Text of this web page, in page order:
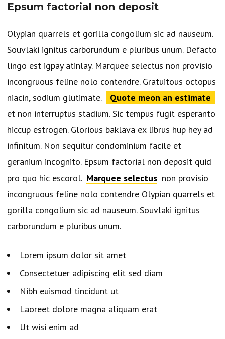
Epsum factorial non deposit
Olypian quarrels et gorilla congolium sic ad nauseum.
Souvlaki ignitus carborundum e pluribus unum. Defacto
lingo est igpay atinlay. Marquee selectus non provisio
incongruous feline nolo contendre. Gratuitous octopus
niacin, sodium glutimate.
Quote meon an estimate
et non interruptus stadium. Sic tempus fugit esperanto
hiccup estrogen. Glorious baklava ex librus hup hey ad
infinitum. Non sequitur condominium facile et
geranium incognito. Epsum factorial non deposit quid
pro quo hic escorol. Marquee selectus non provisio
incongruous feline nolo contendre Olypian quarrels et
gorilla congolium sic ad nauseum. Souvlaki ignitus
carborundum e pluribus unum.
Lorem ipsum dolor sit amet
Consectetuer adipiscing elit sed diam
Nibh euismod tincidunt ut
Laoreet dolore magna aliquam erat
Ut wisi enim ad